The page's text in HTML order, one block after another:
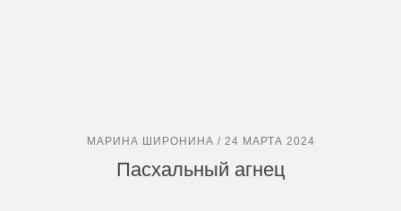
МАРИНА ШИРОНИНА / 24 МАРТА 2024
Пасхальный агнец